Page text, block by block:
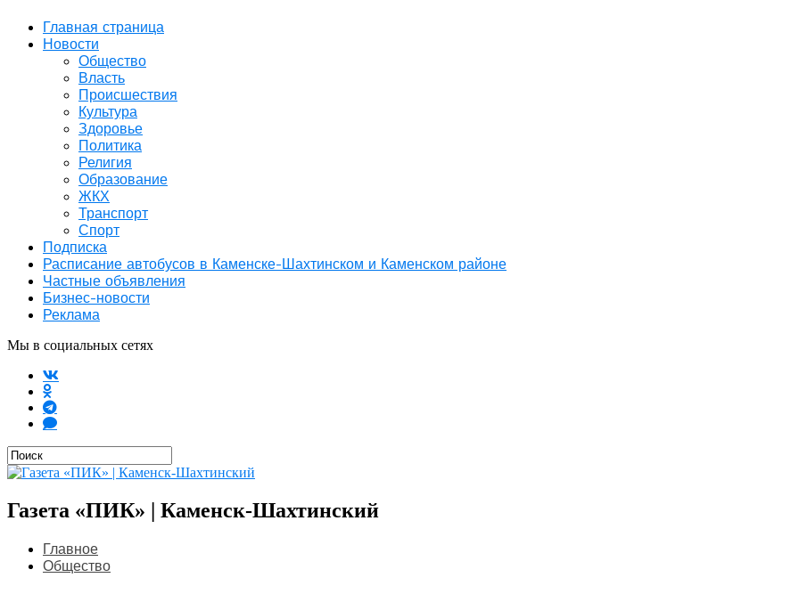
Главная страница
Новости
Общество
Власть
Происшествия
Культура
Здоровье
Политика
Религия
Образование
ЖКХ
Транспорт
Спорт
Подписка
Расписание автобусов в Каменске-Шахтинском и Каменском районе
Частные объявления
Бизнес-новости
Реклама
Мы в социальных сетях
Газета «ПИК» | Каменск-Шахтинский
Главное
Общество